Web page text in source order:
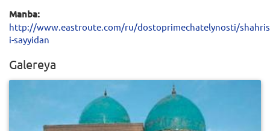
Manba:
http://www.eastroute.com/ru/dostoprimechatelynosti/
i-sayyidan
Galereya